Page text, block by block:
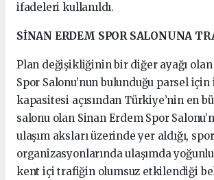
ifadeleri kullanıldı.
SİNAN ERDEM SPOR SALONUNA
Plan değişikliğinin bir diğer ayağı
Spor Salonu’nun bulunduğu parsel
kapasitesi açısından Türkiye’nin en
salonu olan Sinan Erdem Spor
ulaşım aksları üzerinde yer aldığı,
organizasyonlarında ulaşımda
kent içi trafiğin olumsuz etkilendiği